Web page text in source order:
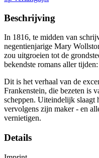
Beschrijving
In 1816, te midden van
negentienjarige Mary
zou uitgroeien tot de
bekendste romans aller
Dit is het verhaal van de
Frankenstein, die bezeten is
scheppen. Uiteindelijk slaagt
vervolgens zijn maker - en
vernietigen.
Details